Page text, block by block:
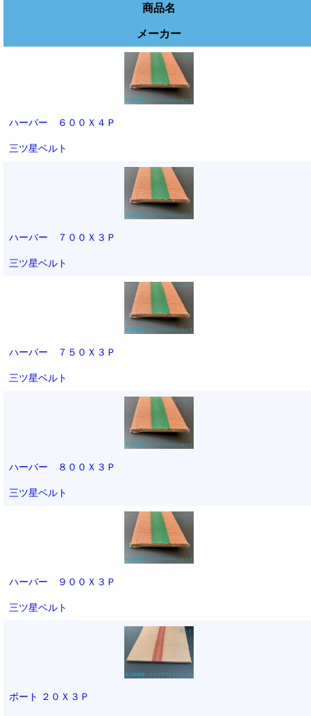
商品名
メーカー
ハーバー ６００Ｘ４Ｐ
三ツ星ベルト
ハーバー ７００Ｘ３Ｐ
三ツ星ベルト
ハーバー ７５０Ｘ３Ｐ
三ツ星ベルト
ハーバー ８００Ｘ３Ｐ
三ツ星ベルト
ハーバー ９００Ｘ３Ｐ
三ツ星ベルト
ポート ２０Ｘ３Ｐ